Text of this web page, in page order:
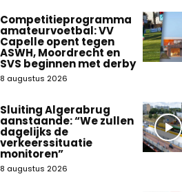
Competitieprogramma
amateurvoetbal: VV
Capelle opent tegen
ASWH, Moordrecht en
SVS beginnen met derby
8 augustus 2026
Sluiting Algerabrug
aanstaande: “We zullen
dagelijks de
verkeerssituatie
monitoren”
8 augustus 2026